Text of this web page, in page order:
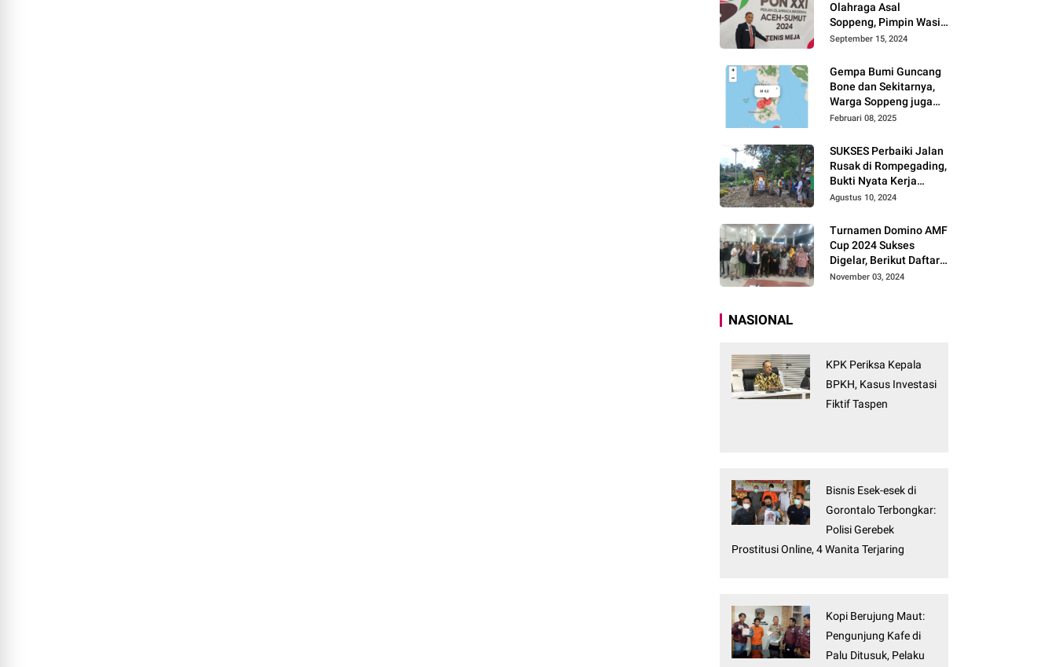
Olahraga Asal
Soppeng, Pimpin Wasit
Tenis Meja PON XXI
September 15, 2024
Gempa Bumi Guncang
Bone dan Sekitarnya,
Warga Soppeng juga
Merasakan
Februari 08, 2025
SUKSES Perbaiki Jalan
Rusak di Rompegading,
Bukti Nyata Kerja
Tanpa Tunggu
Agustus 10, 2024
Turnamen Domino AMF
Cup 2024 Sukses
Digelar, Berikut Daftar
Pemenangnya
November 03, 2024
NASIONAL
KPK Periksa Kepala
BPKH, Kasus Investasi
Fiktif Taspen
Bisnis Esek-esek di
Gorontalo Terbongkar:
Polisi Gerebek
Prostitusi Online, 4 Wanita Terjaring
Kopi Berujung Maut:
Pengunjung Kafe di
Palu Ditusuk, Pelaku